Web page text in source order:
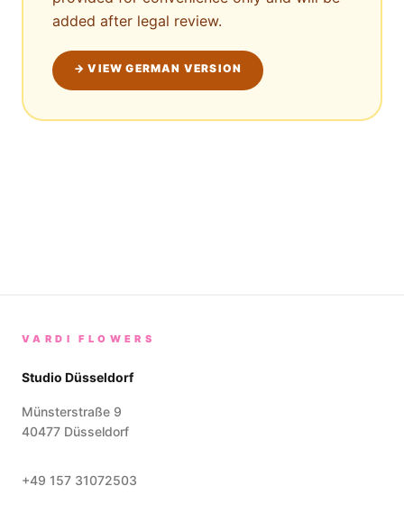
added after legal review.
→ VIEW GERMAN VERSION
VARDI FLOWERS
Studio Düsseldorf
Münsterstraße 9
40477 Düsseldorf
+49 157 31072503